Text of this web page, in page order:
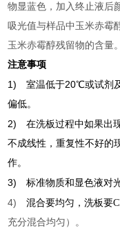
物显蓝色，加入终止液后
吸光值与样品中玉米赤霉
玉米赤霉醇残留物的含量。
注意事项
1) 室温低于20℃或试剂
偏低。
2)
在洗板过程中如果出
不成线性，重复性不好的
作。
3) 标准物质和显色液对
4) 混合要均匀，洗板要
充分混合均匀）。